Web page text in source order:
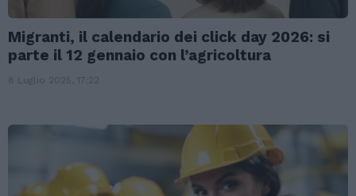
Migranti, il calendario dei click day 2026: si
parte il 12 gennaio con l’agricoltura
8 Luglio 2025, 17:22